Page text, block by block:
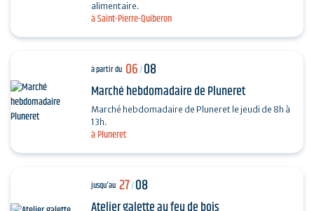
à Saint-Pierre-Quiberon
alimentaire.
à Pluneret
à partir du 06/08
Marché hebdomadaire de Pluneret
Marché hebdomadaire de Pluneret le jeudi de 8h à
13h.
jusqu'au 27/08